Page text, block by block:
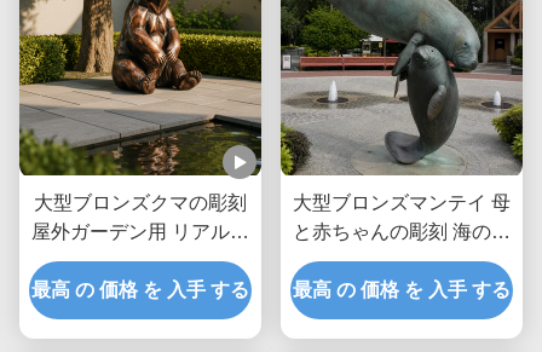
大型ブロンズクマの彫刻
屋外ガーデン用 リアルな
座りヒグマ像 カスタムメ
タル動物アート装飾 パー
クヴィラ用
最高 の 価格 を 入手 する
大型ブロンズマンテイ 母
と赤ちゃんの彫刻 海の動
物 沿岸庭園 屋外美術像
最高 の 価格 を 入手 する